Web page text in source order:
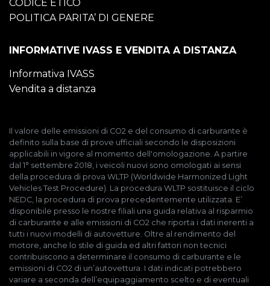
CODICE ETICO
POLITICA PARITA’ DI GENERE
INFORMATIVE IVASS E VENDITA A DISTANZA
Informativa IVASS
Vendita a distanza
Il valore delle emissioni di CO2 e del consumo di carburante è
definito sulla base di prove ufficiali secondo le disposizioni
applicabili in vigore al momento dell'omologazione. A partire
dal 1° settembre 2018, i veicoli nuovi sono omologati ai sensi
della procedura di prova WLTP (Worldwide Harmonized Light
Vehicles Test Procedure). La procedura WLTP sostituisce il ciclo
NEDC, la procedura di prova precedentemente utilizzata. E’
disponibile presso le nostre filiali una guida relativa al risparmio
di carburante e alle emissioni di CO2 che riporta i dati inerenti a
tutti i nuovi modelli di autovetture. Oltre al rendimento del
motore, anche lo stile di guida ed altri fattori non tecnici
contribuiscono a determinare il consumo di carburante e le
emissioni di CO2 di un’autovettura. I dati indicati potrebbero
variare a seconda dell’equipaggiamento scelto e di eventuali